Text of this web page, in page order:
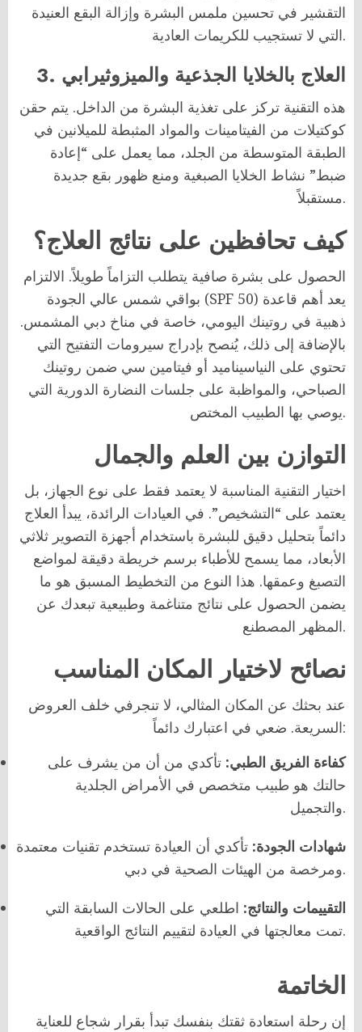
التقشير في تحسين ملمس البشرة وإزالة البقع العنيدة
التي لا تستجيب للكريمات العادية.
3. العلاج بالخلايا الجذعية والميزوثيرابي
هذه التقنية تركز على تغذية البشرة من الداخل. يتم حقن
كوكتيلات من الفيتامينات والمواد المثبطة للميلانين في
الطبقة المتوسطة من الجلد، مما يعمل على “إعادة
ضبط” نشاط الخلايا الصبغية ومنع ظهور بقع جديدة
مستقبلاً.
كيف تحافظين على نتائج العلاج؟
الحصول على بشرة صافية يتطلب التزاماً طويلاً. الالتزام
بواقي شمس عالي الجودة (SPF 50) يعد أهم قاعدة
ذهبية في روتينك اليومي، خاصة في مناخ دبي المشمس.
بالإضافة إلى ذلك، يُنصح بإدراج سيرومات التفتيح التي
تحتوي على النياسيناميد أو فيتامين سي ضمن روتينك
الصباحي، والمواظبة على جلسات النضارة الدورية التي
يوصي بها الطبيب المختص.
التوازن بين العلم والجمال
اختيار التقنية المناسبة لا يعتمد فقط على نوع الجهاز، بل
يعتمد على “التشخيص”. في العيادات الرائدة، يبدأ العلاج
دائماً بتحليل دقيق للبشرة باستخدام أجهزة التصوير ثلاثي
الأبعاد، مما يسمح للأطباء برسم خريطة دقيقة لمواضع
التصبغ وعمقها. هذا النوع من التخطيط المسبق هو ما
يضمن الحصول على نتائج متناغمة وطبيعية تبعدك عن
المظهر المصطنع.
نصائح لاختيار المكان المناسب
عند بحثك عن المكان المثالي، لا تنجرفي خلف العروض
السريعة. ضعي في اعتبارك دائماً:
كفاءة الفريق الطبي: تأكدي من أن من يشرف على
حالتك هو طبيب متخصص في الأمراض الجلدية
والتجميل.
شهادات الجودة: تأكدي أن العيادة تستخدم تقنيات معتمدة
ومرخصة من الهيئات الصحية في دبي.
التقييمات والنتائج: اطلعي على الحالات السابقة التي
تمت معالجتها في العيادة لتقييم النتائج الواقعية.
الخاتمة
إن رحلة استعادة ثقتك بنفسك تبدأ بقرار شجاع للعناية